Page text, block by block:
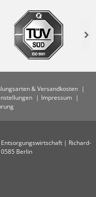
Next
& Versandkosten
Impressum
| Richard-
Berlin